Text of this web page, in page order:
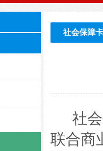
社会保障卡
社
联合商